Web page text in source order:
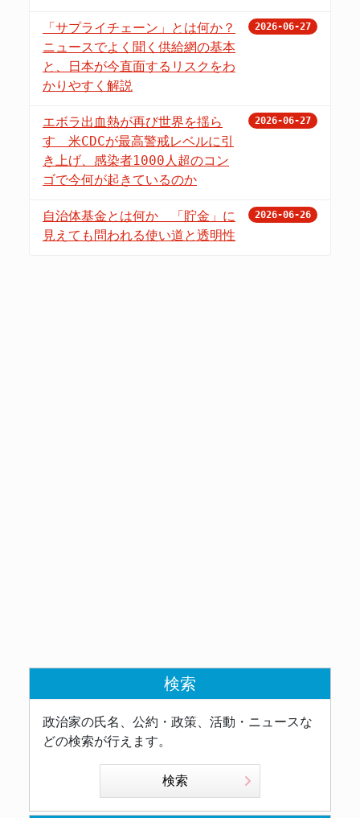
「サプライチェーン」とは何か？
ニュースでよく聞く供給網の基本
と、日本が今直面するリスクをわ
かりやすく解説
2026-06-27
エボラ出血熱が再び世界を揺ら
す 米CDCが最高警戒レベルに引
き上げ、感染者1000人超のコン
ゴで今何が起きているのか
2026-06-27
自治体基金とは何か 「貯金」に
見えても問われる使い道と透明性
2026-06-26
検索
政治家の氏名、公約・政策、活動・ニュースな
どの検索が行えます。
検索